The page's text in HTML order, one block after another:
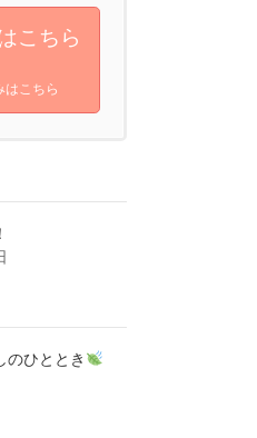
こちら
はこちら
のひととき